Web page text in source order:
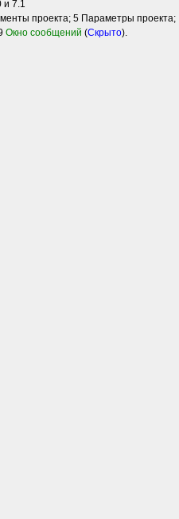
и 7.1
проекта; 5 Параметры проекта;
Окно сообщений (Скрыто).